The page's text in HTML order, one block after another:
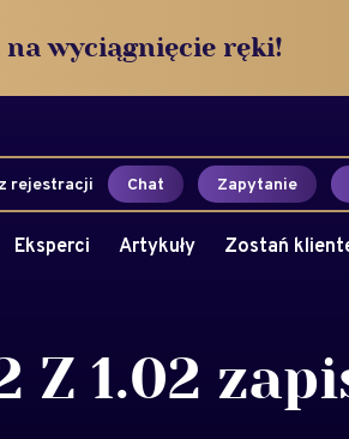
wyciągnięcie ręki!
rejestracji Chat Zapytanie
Eksperci Artykuły Zostań
Z 1.02